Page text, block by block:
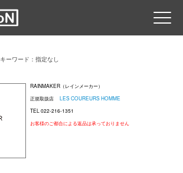
キーワード：指定なし
RAINMAKER（レインメーカー）
正規取扱店LES COUREURS HOMME
TEL 022-216-1351
お客様のご都合による返品は承っておりません